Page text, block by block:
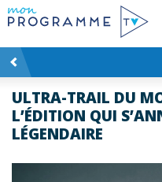
ULTRA-TRAIL DU
L’ÉDITION QUI
LÉGENDAIRE